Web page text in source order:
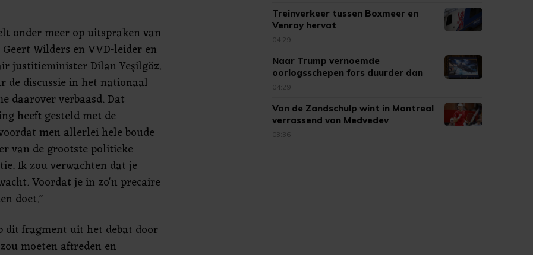
onder meer op uitspraken van
Wilders en VVD-leider en
justitieminister Dilan Yeşilgöz.
de discussie in het nationaal
daarover verbaasd. Dat
heeft gesteld met de
men allerlei hele boude
van de grootste politieke
Ik zou verwachten dat je
Voordat je in zo'n precaire
doet."
dit fragment uit het debat door
moeten aftreden en
Treinverkeer tussen Boxmeer en
Venray hervat
04:29
Naar Trump vernoemde
oorlogsschepen fors duurder dan
verwacht
04:29
Van de Zandschulp wint in Montreal
verrassend van Medvedev
03:36